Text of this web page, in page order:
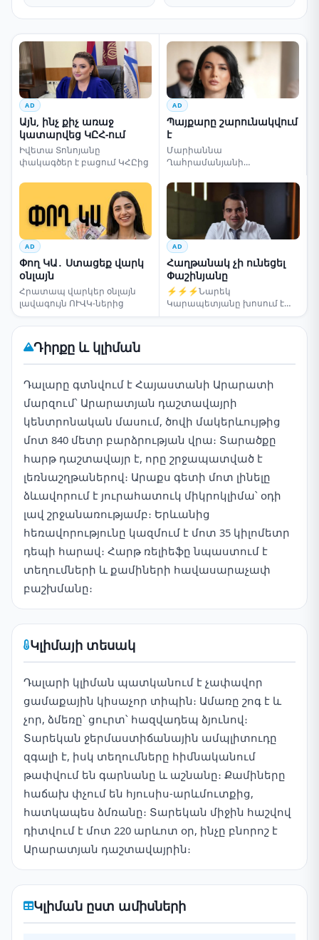
AD
Այն, ինչ քիչ առաջ
կատարվեց ԿԸՀ-ում
Իվետա Տոնոյանը
փակագծեր է բացում ԿՀԸից
AD
Պայքարը շարունակվում
է
Մարիաննա
Ղահրամանյանի
AD
Փող ԿԱ․ Ստացեք վարկ
օնլայն
Հրատապ վարկեր օնլայն
լավագույն ՈՒՎԿ-ներից
AD
Հաղթանակ չի ունեցել
Փաշինյանը
⚡⚡⚡Նարեկ
Կարապետյանը խոսում է
ընտրությունների մասին
Դիրքը և կլիման
Դալարը գտնվում է Հայաստանի Արարատի
մարզում՝ Արարատյան դաշտավայրի
կենտրոնական մասում, ծովի մակերևույթից
մոտ 840 մետր բարձրության վրա։ Տարածքը
հարթ դաշտավայր է, որը շրջապատված է
լեռնաշղթաներով։ Արաքս գետի մոտ լինելը
ձևավորում է յուրահատուկ միկրոկլիմա՝ օդի
լավ շրջանառությամբ։ Երևանից
հեռավորությունը կազմում է մոտ 35 կիլոմետր
դեպի հարավ։ Հարթ ռելիեֆը նպաստում է
տեղումների և քամիների հավասարաչափ
բաշխմանը։
Կլիմայի տեսակ
Դալարի կլիման պատկանում է չափավոր
ցամաքային կիսաչոր տիպին։ Ամառը շոգ է և
չոր, ձմեռը՝ ցուրտ՝ հազվադեպ ձյունով։
Տարեկան ջերմաստիճանային ամպլիտուդը
զգալի է, իսկ տեղումները հիմնականում
թափվում են գարնանը և աշնանը։ Քամիները
հաճախ փչում են հյուսիս-արևմուտքից,
հատկապես ձմռանը։ Տարեկան միջին հաշվով
դիտվում է մոտ 220 արևոտ օր, ինչը բնորոշ է
Արարատյան դաշտավայրին։
Կլիման ըստ ամիսների